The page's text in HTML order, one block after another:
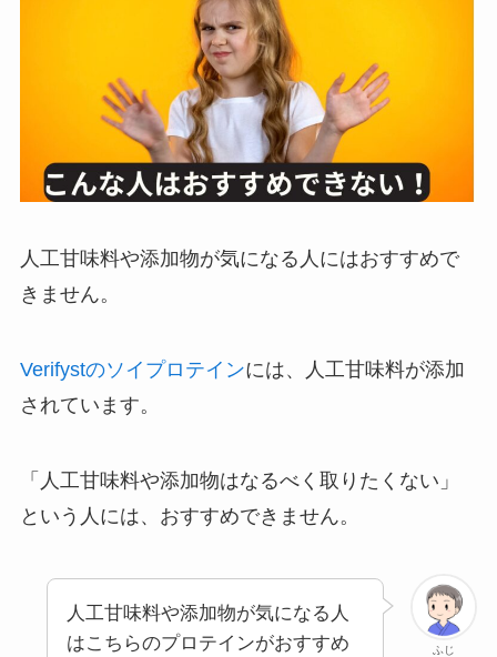
人工甘味料や添加物が気になる人にはおすすめで
きません。
Verifystのソイプロテインには、人工甘味料が添加
されています。
「人工甘味料や添加物はなるべく取りたくない」
という人には、おすすめできません。
ふじ
人工甘味料や添加物が気になる人
はこちらのプロテインがおすすめ